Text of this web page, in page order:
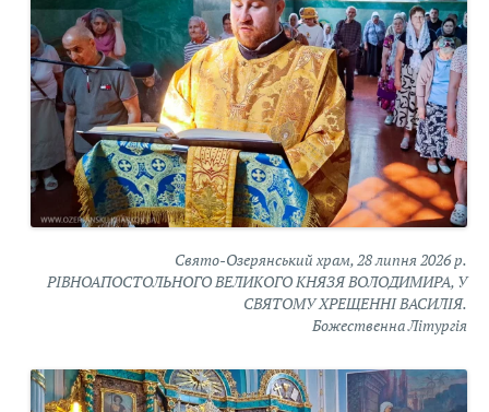
Свято-Озерянський храм, 28 липня 2026 р.
РІВНОАПОСТОЛЬНОГО ВЕЛИКОГО КНЯЗЯ ВОЛОДИМИРА, У
СВЯТОМУ ХРЕЩЕННІ ВАСИЛІЯ.
Божественна Літургія